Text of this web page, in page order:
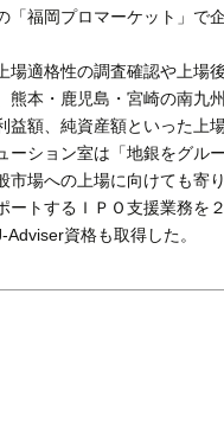
「福岡プロマーケット」
適格性の調査確認や上場
熊本・鹿児島・宮崎の南
益額、純資産額といった
ション室は「地銀をグル
市場への上場に向けても寄
トするＩＰＯ支援業務を
資格も取得した。